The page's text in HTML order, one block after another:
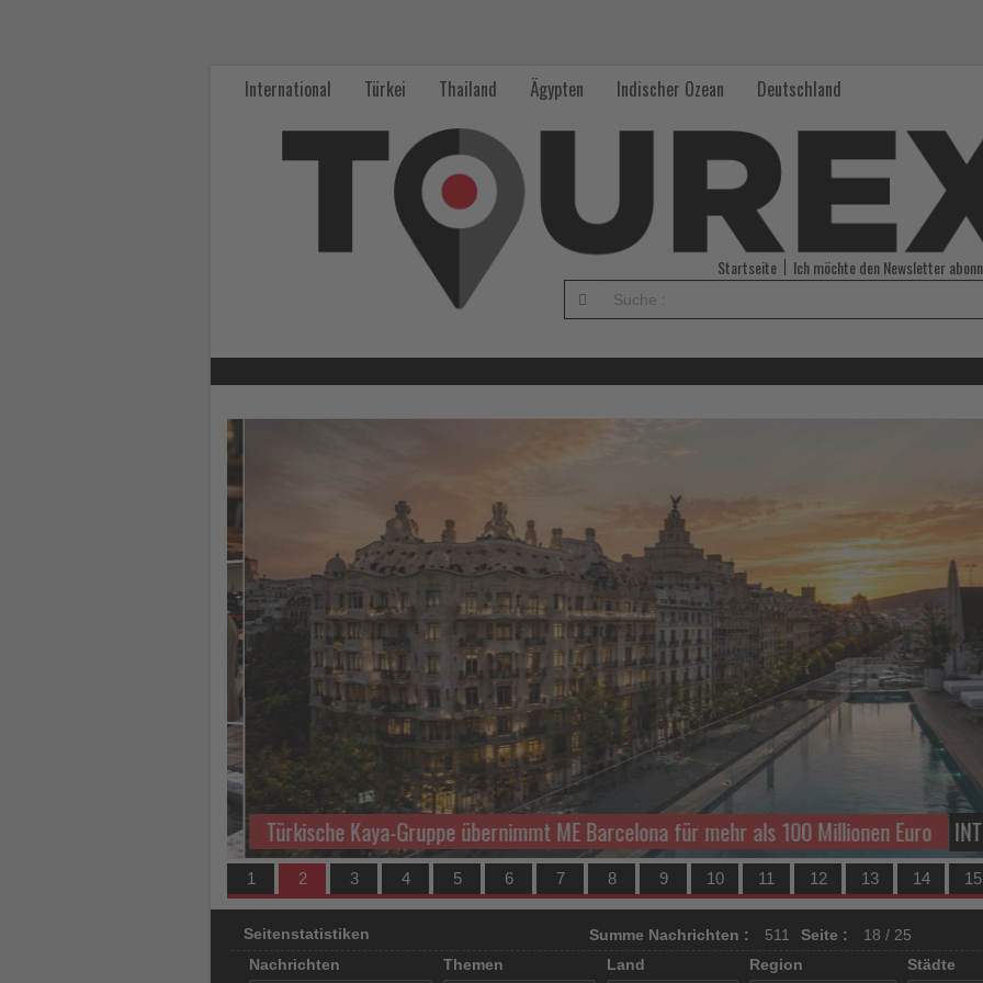
International Türkei Thailand Ägypten Indischer Ozean Deutschland
Startseite Ich möchte den Newsletter
Sie
die
Nachrichten
Türkische Kaya-Gruppe übernimmt ME Barcelona für mehr als 100 Millionen Euro INTL
1 2 3 4 5 6 7 8 9 10 11 12 13 14 15
Seitenstatistiken Summe Nachrichten : 511 Seite :
18 / 25
Nachrichten
Themen Land Region
Städte